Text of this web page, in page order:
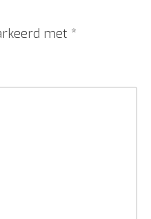
met *